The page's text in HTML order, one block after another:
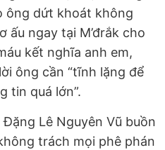
ông dứt khoát không
ấu ngay tại M’đrắk cho
kết nghĩa anh em,
ông cần “tĩnh lặng để
tin quá lớn”.
Lê Nguyên Vũ buồn
trách mọi phê phán